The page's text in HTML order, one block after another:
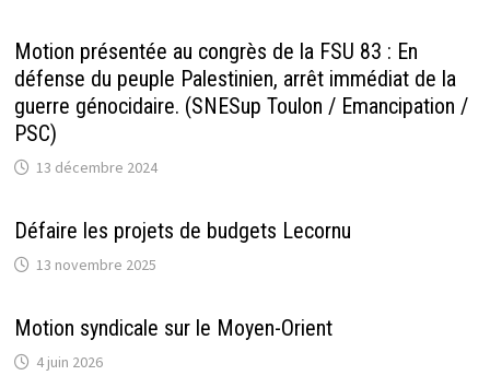
Motion présentée au congrès de la FSU 83 : En
défense du peuple Palestinien, arrêt immédiat de la
guerre génocidaire. (SNESup Toulon / Emancipation /
PSC)
13 décembre 2024
Défaire les projets de budgets Lecornu
13 novembre 2025
Motion syndicale sur le Moyen-Orient
4 juin 2026